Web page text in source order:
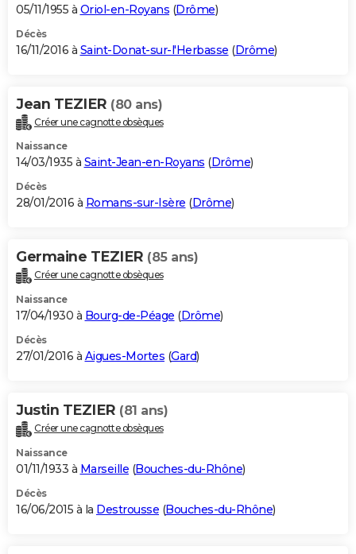
05/11/1955 à Oriol-en-Royans (Drôme)
Décès
16/11/2016 à Saint-Donat-sur-l'Herbasse (Drôme)
Jean TEZIER (80 ans)
Créer une cagnotte obsèques
Naissance
14/03/1935 à Saint-Jean-en-Royans (Drôme)
Décès
28/01/2016 à Romans-sur-Isère (Drôme)
Germaine TEZIER (85 ans)
Créer une cagnotte obsèques
Naissance
17/04/1930 à Bourg-de-Péage (Drôme)
Décès
27/01/2016 à Aigues-Mortes (Gard)
Justin TEZIER (81 ans)
Créer une cagnotte obsèques
Naissance
01/11/1933 à Marseille (Bouches-du-Rhône)
Décès
16/06/2015 à la Destrousse (Bouches-du-Rhône)